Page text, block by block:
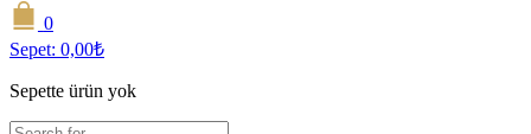
0
Sepet: 0,00₺
Sepette ürün yok